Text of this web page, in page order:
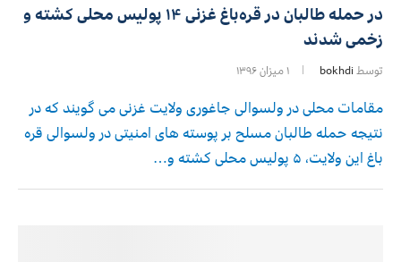
در حمله طالبان در قره‌باغ غزنی ۱۴ پولیس محلی کشته و
زخمی شدند
توسط bokhdi ۱ میزان ۱۳۹۶
مقامات محلی در ولسوالی جاغوری ولایت غزنی می گویند که در
نتیجه حمله طالبان مسلح بر پوسته های امنیتی در ولسوالی قره
باغ این ولایت، ۵ پولیس محلی کشته و…